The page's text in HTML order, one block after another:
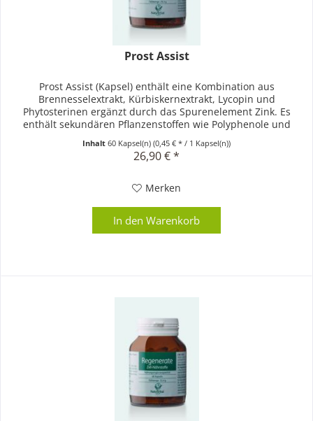
Prost Assist
Prost Assist (Kapsel) enthält eine Kombination aus
Brennesselextrakt, Kürbiskernextrakt, Lycopin und
Phytosterinen ergänzt durch das Spurenelement Zink. Es
enthält sekundären Pflanzenstoffen wie Polyphenole und
Inhalt60 Kapsel(n)(0,45 € * / 1 Kapsel(n))
26,90 € *
Merken
In den Warenkorb